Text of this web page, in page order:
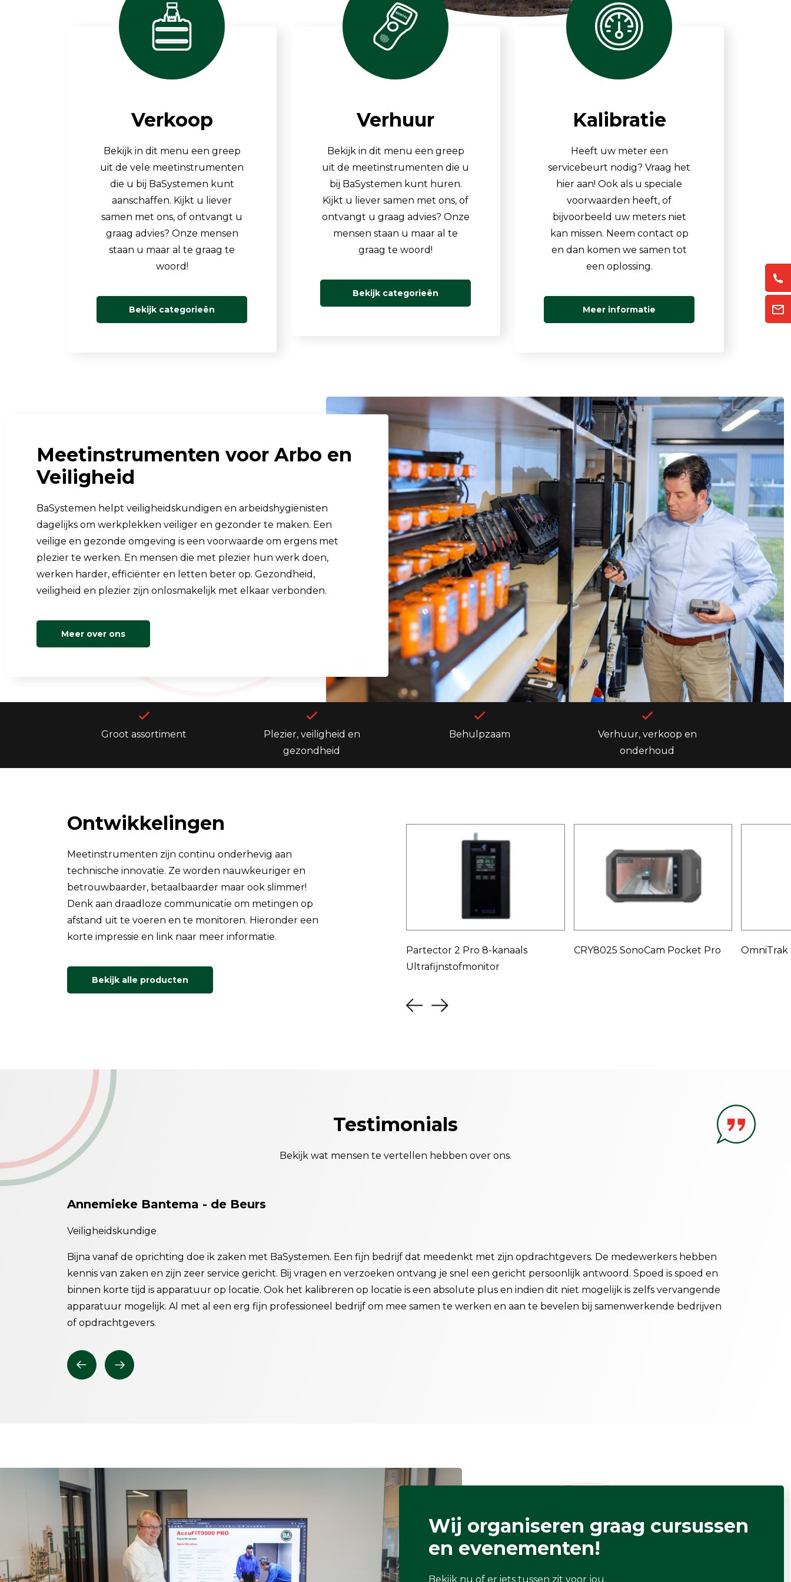
Luchtkwaliteit
Luchtkwaliteitsmonitoren
Toebehoren
TSI OmniTrak™
Luchtmonsternamezakken
Passieve Personal Samplers
Filter- en buishouders
Verkoop
Bekijk in dit menu een greep
uit de vele meetinstrumenten
die u bij BaSystemen kunt
aanschaffen. Kijkt u liever
samen met ons, of ontvangt u
graag advies? Onze mensen
staan u maar al te graag te
woord!
Bekijk categorieën
Verhuur
Bekijk in dit menu een greep
uit de meetinstrumenten die u
bij BaSystemen kunt huren.
Kijkt u liever samen met ons, of
ontvangt u graag advies? Onze
mensen staan u maar al te
graag te woord!
Bekijk categorieën
Kalibratie
Heeft uw meter een
servicebeurt nodig? Vraag het
hier aan! Ook als u speciale
voorwaarden heeft, of
bijvoorbeeld uw meters niet
kan missen. Neem contact op
en dan komen we samen tot
een oplossing.
Meer informatie
Meetinstrumenten voor Arbo en
Veiligheid
BaSystemen helpt veiligheidskundigen en arbeidshygiënisten
dagelijks om werkplekken veiliger en gezonder te maken. Een
veilige en gezonde omgeving is een voorwaarde om ergens met
plezier te werken. En mensen die met plezier hun werk doen,
werken harder, efficiënter en letten beter op. Gezondheid,
veiligheid en plezier zijn onlosmakelijk met elkaar verbonden.
Meer over ons
Groot assortiment
Plezier, veiligheid en
gezondheid
Behulpzaam
Verhuur, verkoop en
onderhoud
Ontwikkelingen
Meetinstrumenten zijn continu onderhevig aan
technische innovatie. Ze worden nauwkeuriger en
betrouwbaarder, betaalbaarder maar ook slimmer!
Denk aan draadloze communicatie om metingen op
afstand uit te voeren en te monitoren. Hieronder een
korte impressie en link naar meer informatie.
Bekijk alle producten
Kwikdampdosismeter
Partector 2 Pro 8-kanaals
Ultrafijnstofmonitor
CRY8025 SonoCam Pocket Pro OmniTrak
Testimonials
Bekijk wat mensen te vertellen hebben over ons.
Annemieke Bantema - de Beurs
Veiligheidskundige
Bijna vanaf de oprichting doe ik zaken met BaSystemen. Een fijn bedrijf dat meedenkt met zijn opdrachtgevers. De medewerkers hebben
kennis van zaken en zijn zeer service gericht. Bij vragen en verzoeken ontvang je snel een gericht persoonlijk antwoord. Spoed is spoed en
binnen korte tijd is apparatuur op locatie. Ook het kalibreren op locatie is een absolute plus en indien dit niet mogelijk is zelfs vervangende
apparatuur mogelijk. Al met al een erg fijn professioneel bedrijf om mee samen te werken en aan te bevelen bij samenwerkende bedrijven
of opdrachtgevers.
Wij organiseren graag cursussen
en evenementen!
Bekijk nu of er iets tussen zit voor jou.